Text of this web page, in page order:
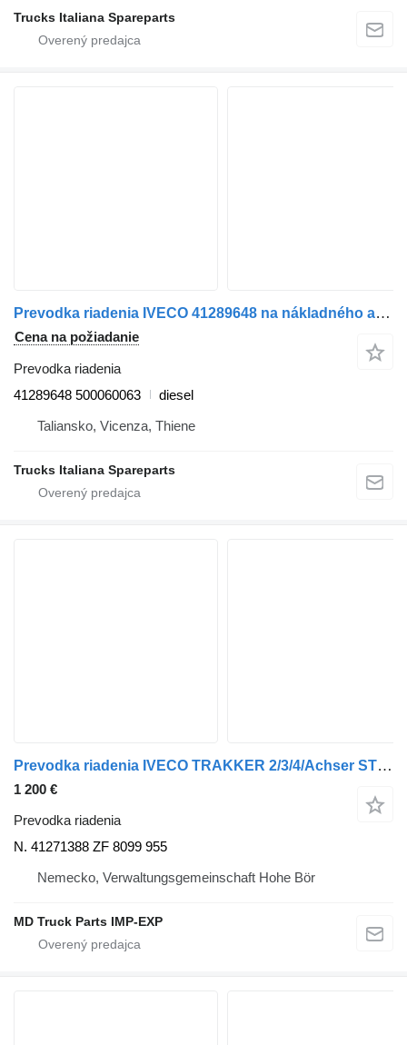
Trucks Italiana Spareparts
Prevodka riadenia IVECO 41289648 na nákladného auta IVECO Stralis 2007>2013
Cena na požiadanie
Prevodka riadenia
41289648 500060063
diesel
Taliansko, Vicenza, Thiene
Trucks Italiana Spareparts
Prevodka riadenia IVECO TRAKKER 2/3/4/Achser STRALIS 2/3/4 Achser NR. 8099955612 N. 41271388 na nákladného auta IVECO TRAKKER AD/AT
1 200 €
Prevodka riadenia
N. 41271388 ZF 8099 955
Nemecko, Verwaltungsgemeinschaft Hohe Bör
MD Truck Parts IMP-EXP